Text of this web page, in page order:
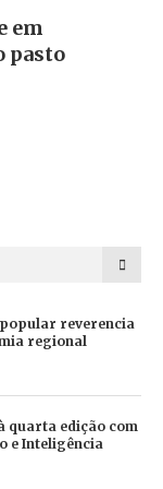
em
pasto
reverencia
regional
quarta edição com
e Inteligência